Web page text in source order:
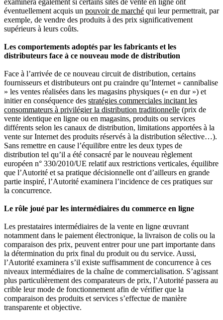
éventuellement acquis un pouvoir de marché qui leur permettrait, par
exemple, de vendre des produits à des prix significativement
supérieurs à leurs coûts.
Les comportements adoptés par les fabricants et les
distributeurs face à ce nouveau mode de distribution
Face à l’arrivée de ce nouveau circuit de distribution, certains
fournisseurs et distributeurs ont pu craindre qu’Internet « cannibalise
» les ventes réalisées dans les magasins physiques (« en dur ») et
initier en conséquence des stratégies commerciales incitant les
consommateurs à privilégier la distribution traditionnelle (prix de
vente identique en ligne ou en magasins, produits ou services
différents selon les canaux de distribution, limitations apportées à la
vente sur Internet des produits réservés à la distribution sélective…).
Sans remettre en cause l’équilibre entre les deux types de
distribution tel qu’il a été consacré par le nouveau règlement
européen n° 330/2010/UE relatif aux restrictions verticales, équilibre
que l’Autorité et sa pratique décisionnelle ont d’ailleurs en grande
partie inspiré, l’Autorité examinera l’incidence de ces pratiques sur
la concurrence.
Le rôle joué par les intermédiaires du commerce en ligne
Les prestataires intermédiaires de la vente en ligne œuvrant
notamment dans le paiement électronique, la livraison de colis ou la
comparaison des prix, peuvent entrer pour une part importante dans
la détermination du prix final du produit ou du service. Aussi,
l’Autorité examinera s’il existe suffisamment de concurrence à ces
niveaux intermédiaires de la chaîne de commercialisation. S’agissant
plus particulièrement des comparateurs de prix, l’Autorité passera au
crible leur mode de fonctionnement afin de vérifier que la
comparaison des produits et services s’effectue de manière
transparente et objective.